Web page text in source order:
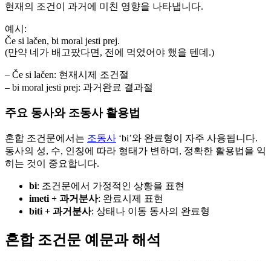
현재의 조건이 과거에 미친 영향을 나타냅니다.
예시:
Če si lačen, bi moral jesti prej.
(만약 네가 배고팠다면, 전에 먹었어야 했을 텐데.)
– Če si lačen: 현재시제 조건절
– bi moral jesti prej: 과거완료 결과절
주요 동사와 조동사 활용법
혼합 조건문에서는 조동사 ‘bi’와 완료형이 자주 사용됩니다.
동사의 성, 수, 인칭에 따라 형태가 변하며, 정확한 활용법을 익
히는 것이 중요합니다.
bi: 조건문에서 가정적인 상황을 표현
imeti + 과거분사: 완료시제 표현
biti + 과거분사: 상태나 이동 동사의 완료형
혼합 조건문 예문과 해석